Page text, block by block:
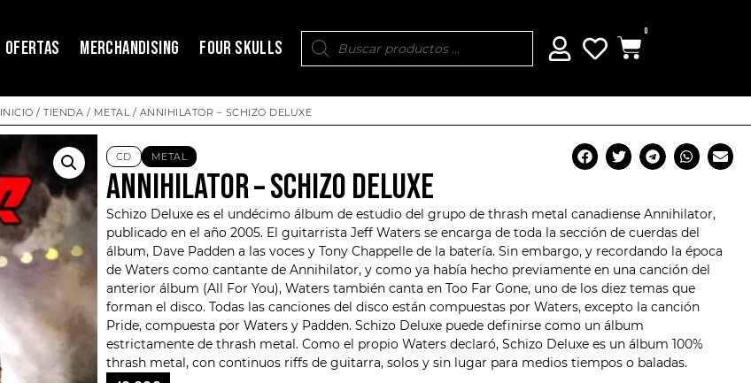
OFERTAS MERCHANDISING FOUR SKULLS
0
INICIO /TIENDA / METAL/ ANNIHILATOR – SCHIZO DELUXE
CD METAL
ANNIHILATOR – SCHIZO DELUXE
Schizo Deluxe es el undécimo álbum de estudio del grupo de thrash metal canadiense Annihilator,
publicado en el año 2005. El guitarrista Jeff Waters se encarga de toda la sección de cuerdas del
álbum, Dave Padden a las voces y Tony Chappelle de la batería. Sin embargo, y recordando la época
de Waters como cantante de Annihilator, y como ya había hecho previamente en una canción del
anterior álbum (All For You), Waters también canta en Too Far Gone, uno de los diez temas que
forman el disco. Todas las canciones del disco están compuestas por Waters, excepto la canción
Pride, compuesta por Waters y Padden. Schizo Deluxe puede definirse como un álbum
estrictamente de thrash metal. Como el propio Waters declaró, Schizo Deluxe es un álbum 100%
thrash metal, con continuos riffs de guitarra, solos y sin lugar para medios tiempos o baladas.